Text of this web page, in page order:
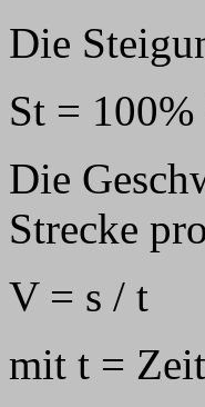
Die
St =
Die
Strecke
V = s / t
mit t =